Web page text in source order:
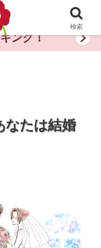
情報サイト
ング！
なたは結婚
検索